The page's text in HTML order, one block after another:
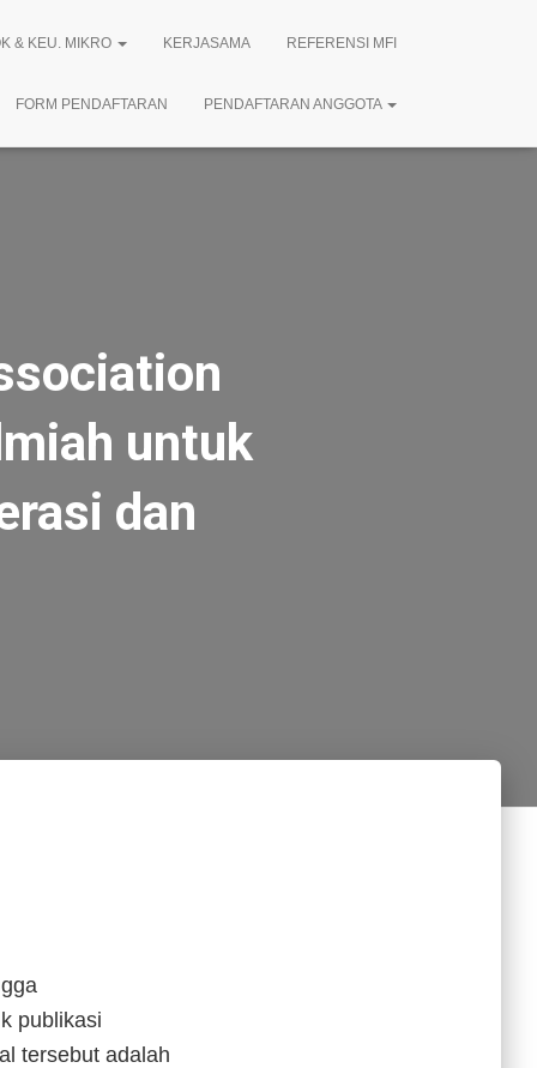
& KEU. MIKRO KERJASAMA REFERENSI MFI
FORM PENDAFTARAN PENDAFTARAN ANGGOTA
untuk
dan
publikasi
tersebut adalah